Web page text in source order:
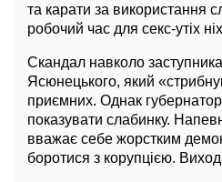
та карати за використання
робочий час для секс-утіх
Скандал навколо
Ясюнецького, який
приємних. Однак
показувати слабинку.
вважає себе жорстким
боротися з корупцією.